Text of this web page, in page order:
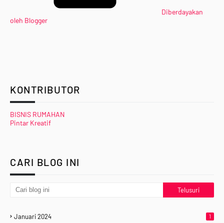
Diberdayakan
oleh Blogger
KONTRIBUTOR
BISNIS RUMAHAN
Pintar Kreatif
CARI BLOG INI
Januari 2024 1